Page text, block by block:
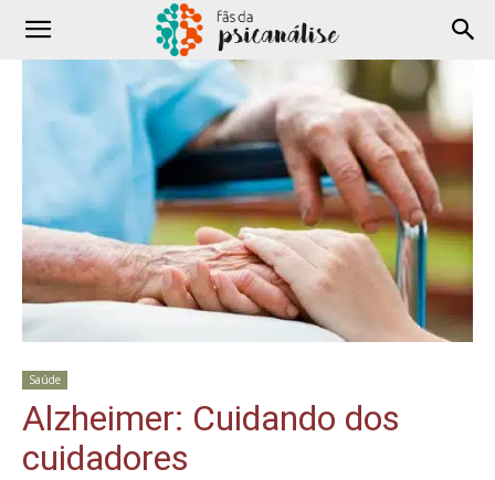
Saúde
Alzheimer: Cuidando dos
cuidadores